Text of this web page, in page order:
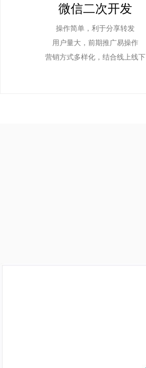
微信二次开发
操作简单，利于分享转发
用户量大，前期推广易操作
营销方式多样化，结合线上线下